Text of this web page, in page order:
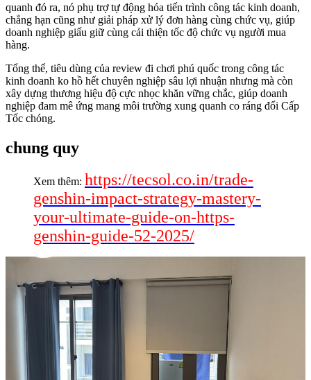
quanh đó ra, nó phụ trợ tự động hóa tiến trình công tác kinh doanh,
chẳng hạn cũng như giải pháp xử lý đơn hàng cùng chức vụ, giúp
doanh nghiệp giấu giữ cùng cải thiện tốc độ chức vụ người mua
hàng.
Tổng thể, tiêu dùng của review đi chơi phú quốc trong công tác
kinh doanh ko hồ hết chuyên nghiệp sâu lợi nhuận nhưng mà còn
xây dựng thương hiệu độ cực nhọc khăn vững chắc, giúp doanh
nghiệp đam mê ứng mang môi trường xung quanh co ráng đổi Cấp
Tốc chóng.
chung quy
Xem thêm: https://tecsol.co.in/trade-
genshin-impact-strategy-mastery-
your-ultimate-guide-on-https-
genshin-guide-52-2025/